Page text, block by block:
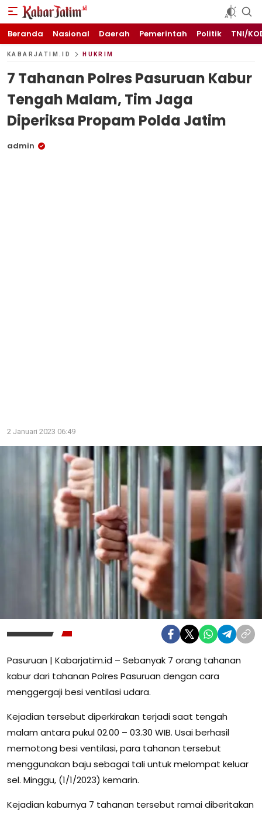
KABARJATIM.id
Kabar Jawa timuran
Beranda Nasional Daerah Pemerintah Politik TNI/
KABARJATIM.ID HUKRIM
7 Tahanan Polres Pasuruan Kabur
Tengah Malam, Tim Jaga
Diperiksa Propam Polda Jatim
admin
2 Januari 2023 06:49
Pasuruan | Kabarjatim.id – Sebanyak 7 orang tahanan
kabur dari tahanan Polres Pasuruan dengan cara
menggergaji besi ventilasi udara.
Kejadian tersebut diperkirakan terjadi saat tengah
malam antara pukul 02.00 – 03.30 WIB. Usai berhasil
memotong besi ventilasi, para tahanan tersebut
menggunakan baju sebagai tali untuk melompat keluar
sel. Minggu, (1/1/2023) kemarin.
Kejadian kaburnya 7 tahanan tersebut ramai diberitakan